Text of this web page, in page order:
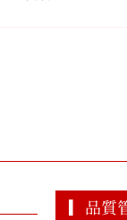
▎品質